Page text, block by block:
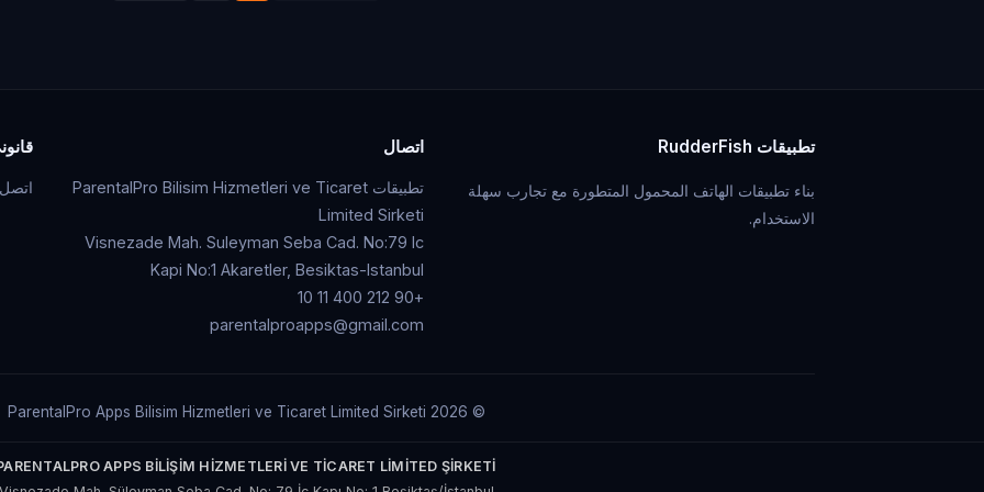
تطبيقات RudderFish
بناء تطبيقات الهاتف المحمول المتطورة مع تجارب سهلة
الاستخدام.
اتصال
تطبيقات ParentalPro Bilisim Hizmetleri ve Ticaret
Limited Sirketi
Visnezade Mah. Suleyman Seba Cad. No:79 Ic
Kapi No:1 Akaretler, Besiktas-Istanbul
+90 212 400 11 10
parentalproapps@gmail.com
اتصل
© 2026 ParentalPro Apps Bilisim Hizmetleri ve Ticaret Limited Sirketi
APPS BİLİŞİM HİZMETLERİ VE TİCARET LİMİTED ŞİRKETİ